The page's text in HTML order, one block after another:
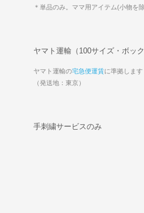
＊単品のみ。ママ用アイテム(小物を
ヤマト運輸（100サイズ・ボック
ヤマト運輸の宅急便運賃に準拠します
（発送地：東京）
手刺繍サービスのみ